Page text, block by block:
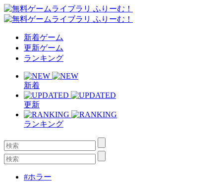
新着ゲーム
更新ゲーム
ランキング
新着
更新
ランキング
#ホラー